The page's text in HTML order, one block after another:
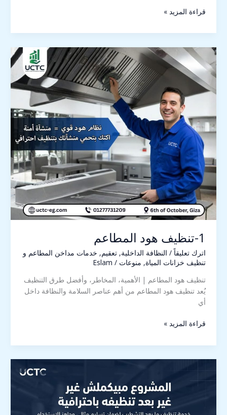
قراءة المزيد »
1-تنظيف هود المطاعم
اترك تعليقاً / النظافة الداخلية, تعقيم, خدمات مداخن المطاعم و
تنظيف خزانات المياة, منوعات /
Eslam
تنظيف هود المطاعم | الأهمية، المخاطر، وأفضل طرق التنظيف
يُعد تنظيف هود المطاعم من أهم عناصر السلامة والنظافة داخل
أي
تنظيف
هود
المطاعم
قراءة المزيد »